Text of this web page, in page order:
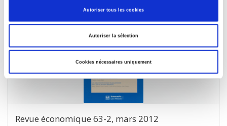
Autoriser tous les cookies
Autoriser la sélection
Cookies nécessaires uniquement
Revue économique 63-2, mars 2012